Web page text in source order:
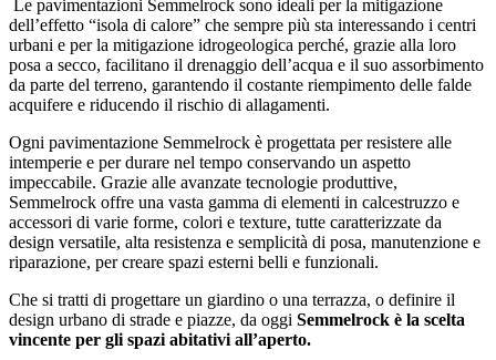
Le pavimentazioni Semmelrock sono ideali per la mitigazione
dell’effetto “isola di calore” che sempre più sta interessando i centri
urbani e per la mitigazione idrogeologica perché, grazie alla loro
posa a secco, facilitano il drenaggio dell’acqua e il suo assorbimento
da parte del terreno, garantendo il costante riempimento delle falde
acquifere e riducendo il rischio di allagamenti.
Ogni pavimentazione Semmelrock è progettata per resistere alle
intemperie e per durare nel tempo conservando un aspetto
impeccabile. Grazie alle avanzate tecnologie produttive,
Semmelrock offre una vasta gamma di elementi in calcestruzzo e
accessori di varie forme, colori e texture, tutte caratterizzate da
design versatile, alta resistenza e semplicità di posa, manutenzione e
riparazione, per creare spazi esterni belli e funzionali.
Che si tratti di progettare un giardino o una terrazza, o definire il
design urbano di strade e piazze, da oggi Semmelrock è la scelta
vincente per gli spazi abitativi all’aperto.